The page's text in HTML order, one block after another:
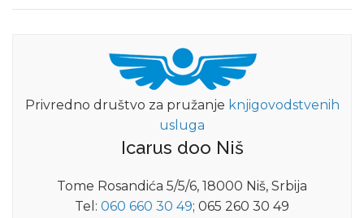
Privredno društvo za pružanje knjigovodstvenih
usluga
Icarus doo Niš
Tome Rosandića 5/5/6, 18000 Niš, Srbija
Tel: 060 660 30 49; 065 260 30 49